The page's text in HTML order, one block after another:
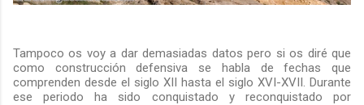
Tampoco os voy a dar demasiadas datos pero si os diré que
como construcción defensiva se habla de fechas que
comprenden desde el siglo XII hasta el siglo XVI-XVII. Durante
ese periodo ha sido conquistado y reconquistado por